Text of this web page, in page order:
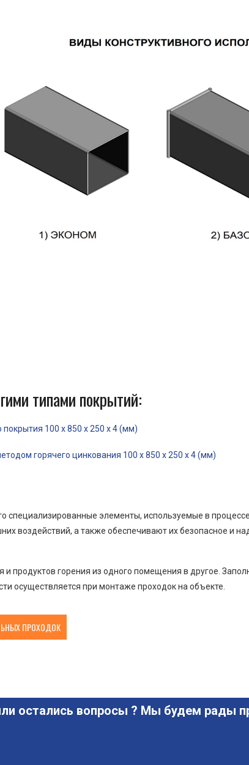
типами покрытий:
100 x 850 x 250 x 4 (мм)
горячего цинкования 100 x 850 x 250 x 4 (мм)
специализированные элементы, используемые в
воздействий, а также обеспечивают их безопасное и
продуктов горения из одного помещения в другое.
осуществляется при монтаже проходок на объекте.
ПРОХОДОК
остались вопросы ? Мы будем рады